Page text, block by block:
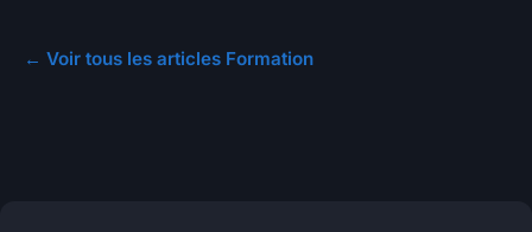
← Voir tous les articles Formation